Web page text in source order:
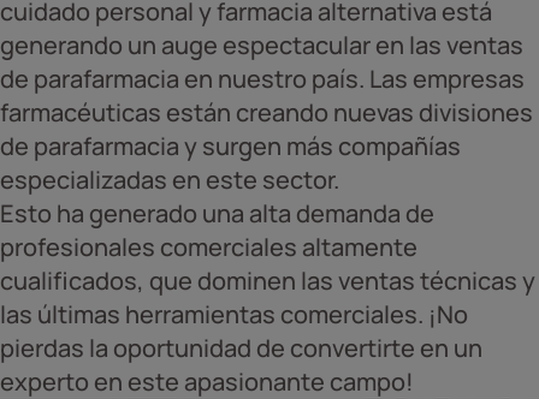
cuidado personal y farmacia alternativa está
generando un auge espectacular en las ventas
de parafarmacia en nuestro país. Las empresas
farmacéuticas están creando nuevas divisiones
de parafarmacia y surgen más compañías
especializadas en este sector.
Esto ha generado una alta demanda de
profesionales comerciales altamente
cualificados, que dominen las ventas técnicas y
las últimas herramientas comerciales. ¡No
pierdas la oportunidad de convertirte en un
experto en este apasionante campo!